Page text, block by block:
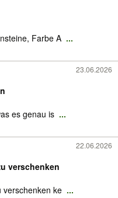
Farbe A ...
23.06.2026
es genau is ...
22.06.2026
verschenken
verschenken ke ...